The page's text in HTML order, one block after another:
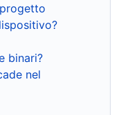
binari?
nel